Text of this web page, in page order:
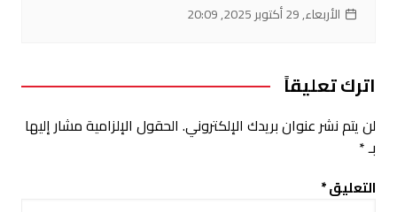
الأربعاء, 29 أكتوبر 2025, 20:09
اترك تعليقاً
لن يتم نشر عنوان بريدك الإلكتروني. الحقول الإلزامية مشار إليها
بـ*
التعليق*